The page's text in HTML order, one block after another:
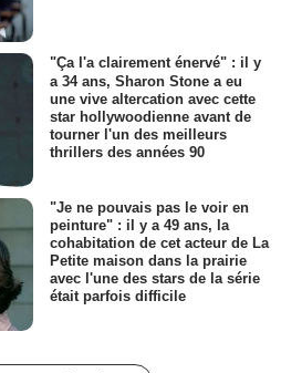
"Ça l'a clairement énervé" : il y
a 34 ans, Sharon Stone a eu
une vive altercation avec cette
star hollywoodienne avant de
tourner l'un des meilleurs
thrillers des années 90
"Je ne pouvais pas le voir en
peinture" : il y a 49 ans, la
cohabitation de cet acteur de La
Petite maison dans la prairie
avec l'une des stars de la série
était parfois difficile